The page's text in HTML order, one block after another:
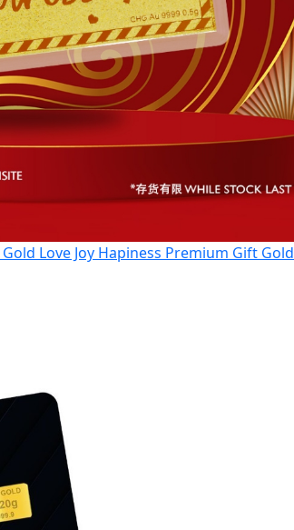
Love Joy Hapiness Premium Gift Gold